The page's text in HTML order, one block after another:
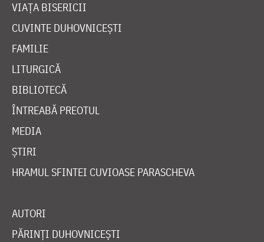
VIAȚA BISERICII
CUVINTE DUHOVNICEȘTI
FAMILIE
LITURGICĂ
BIBLIOTECĂ
ÎNTREABĂ PREOTUL
MEDIA
ȘTIRI
HRAMUL SFINTEI CUVIOASE PARASCHEVA
AUTORI
PĂRINȚI DUHOVNICEȘTI